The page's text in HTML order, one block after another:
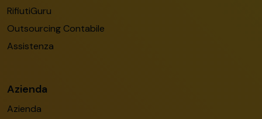
RifiutiGuru
Outsourcing Contabile
Assistenza
Azienda
Azienda